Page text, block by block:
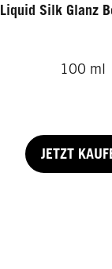
Liquid Silk Glanz
100 ml
JETZT